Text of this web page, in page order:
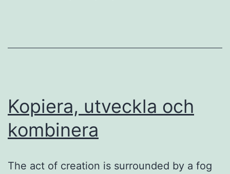
Kopiera, utveckla och
kombinera
The act of creation is surrounded by a fog